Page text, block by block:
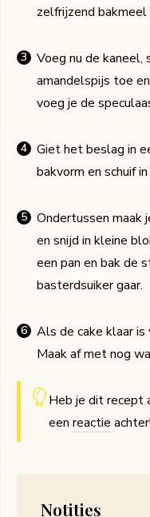
zelfrijzend
Voeg nu de kaneel,
amandelspijs toe
voeg je de
Giet het beslag in
bakvorm en schuif
Ondertussen maak
en snijd in kleine
een pan en bak de
basterdsuiker gaar.
Als de cake klaar
Maak af met nog
Heb je dit recept
een reactie achter!
Notities